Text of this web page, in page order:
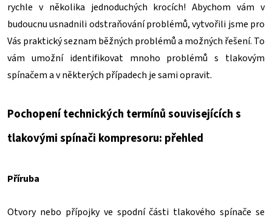
rychle v několika jednoduchých krocích! Abychom vám v
budoucnu usnadnili odstraňování problémů, vytvořili jsme pro
Vás praktický seznam běžných problémů a možných řešení. To
vám umožní identifikovat mnoho problémů s tlakovým
spínačem a v některých případech je sami opravit.
Pochopení technických termínů souvisejících s
tlakovými spínači kompresoru: přehled
Příruba
Otvory nebo přípojky ve spodní části tlakového spínače se